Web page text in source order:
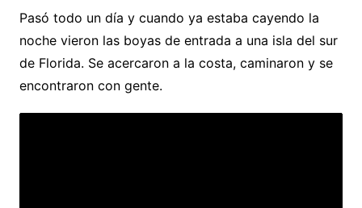
Pasó todo un día y cuando ya estaba cayendo la
noche vieron las boyas de entrada a una isla del sur
de Florida. Se acercaron a la costa, caminaron y se
encontraron con gente.